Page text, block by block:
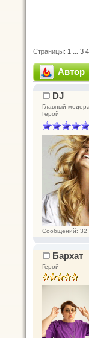
Страницы: 1 ... 3 4
Автор
DJ
Главный
Герой
Сообщений: 32
Бархат
Герой